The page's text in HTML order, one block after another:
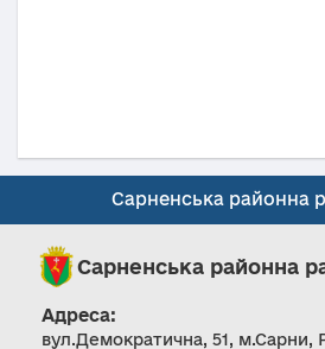
Сарненська районна
Сарненська районна
Адреса:
вул.Демократична, 51, м.Сарни,